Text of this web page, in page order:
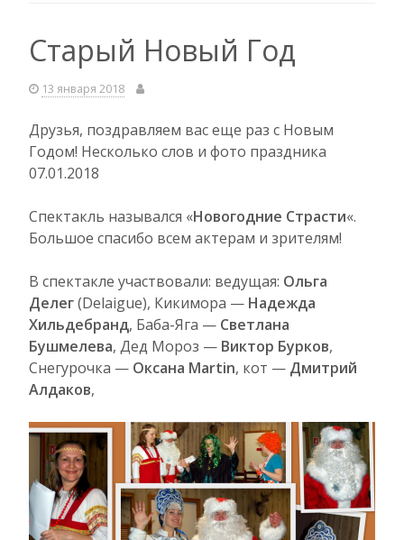
Старый Новый Год
13 января 2018
Друзья, поздравляем вас еще раз с Новым
Годом! Несколько слов и фото праздника
07.01.2018
Спектакль назывался «Новогодние Страсти«.
Большое спасибо всем актерам и зрителям!
В спектакле участвовали: ведущая: Ольга
Делег(Delaigue), Кикимора — Надежда
Хильдебранд, Баба-Яга — Светлана
Бушмелева, Дед Мороз — Виктор Бурков,
Снегурочка — Оксана Martin, кот — Дмитрий
Алдаков,